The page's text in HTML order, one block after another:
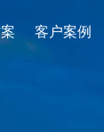
客户案例